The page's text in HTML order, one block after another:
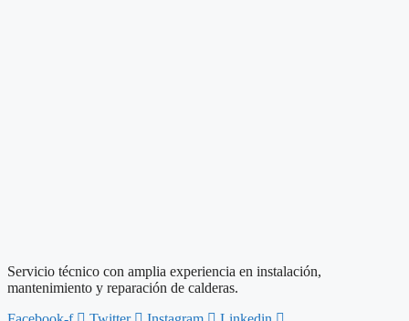
Servicio técnico con amplia experiencia en instalación,
mantenimiento y reparación de calderas.